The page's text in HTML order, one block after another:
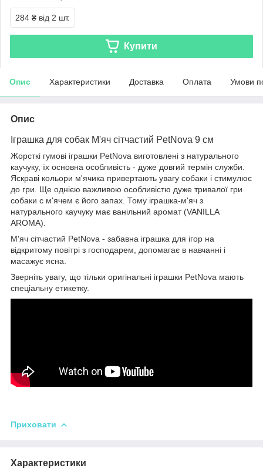
284 ₴ від 2 шт.
Купити
Опис Характеристики Доставка Оплата Умови
Опис
Іграшка для собак М'яч сітчастий PetNova 9 см
Жорсткі гумові іграшки PetNova виготовлені з натурального
каучуку, їх основна особливість - дуже довгий термін служби.
Яскраві кольори м'ячика привертають увагу собаки і стимулює
до гри. Ще однією важливою особливістю дуже тривалої гри
собаки c м'ячем є його запах. Тому іграшка-м'яч з
натурального каучуку має ванільний аромат (VANILLA
AROMA).
М'яч сітчастий PetNova - забавна іграшка для ігор на
відкритому повітрі з господарем, допомагає в навчанні і
масажує ясна.
Зверніть увагу, що тільки оригінальні іграшки PetNova мають
спеціальну етикетку.
Приховати
Характеристики